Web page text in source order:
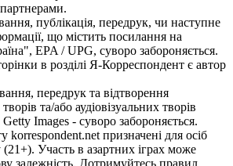
публікація, передрук, чи наступне
що містить посилання на
EPA / UPG, суворо забороняється.
в розділі Я-Корреспондент є автор
передрук та відтворення
та/або аудіовізуальних творів
Images - суворо забороняється.
korrespondent.net призначені для осіб
Участь в азартних іграх може
залежність. Дотримуйтесь правил